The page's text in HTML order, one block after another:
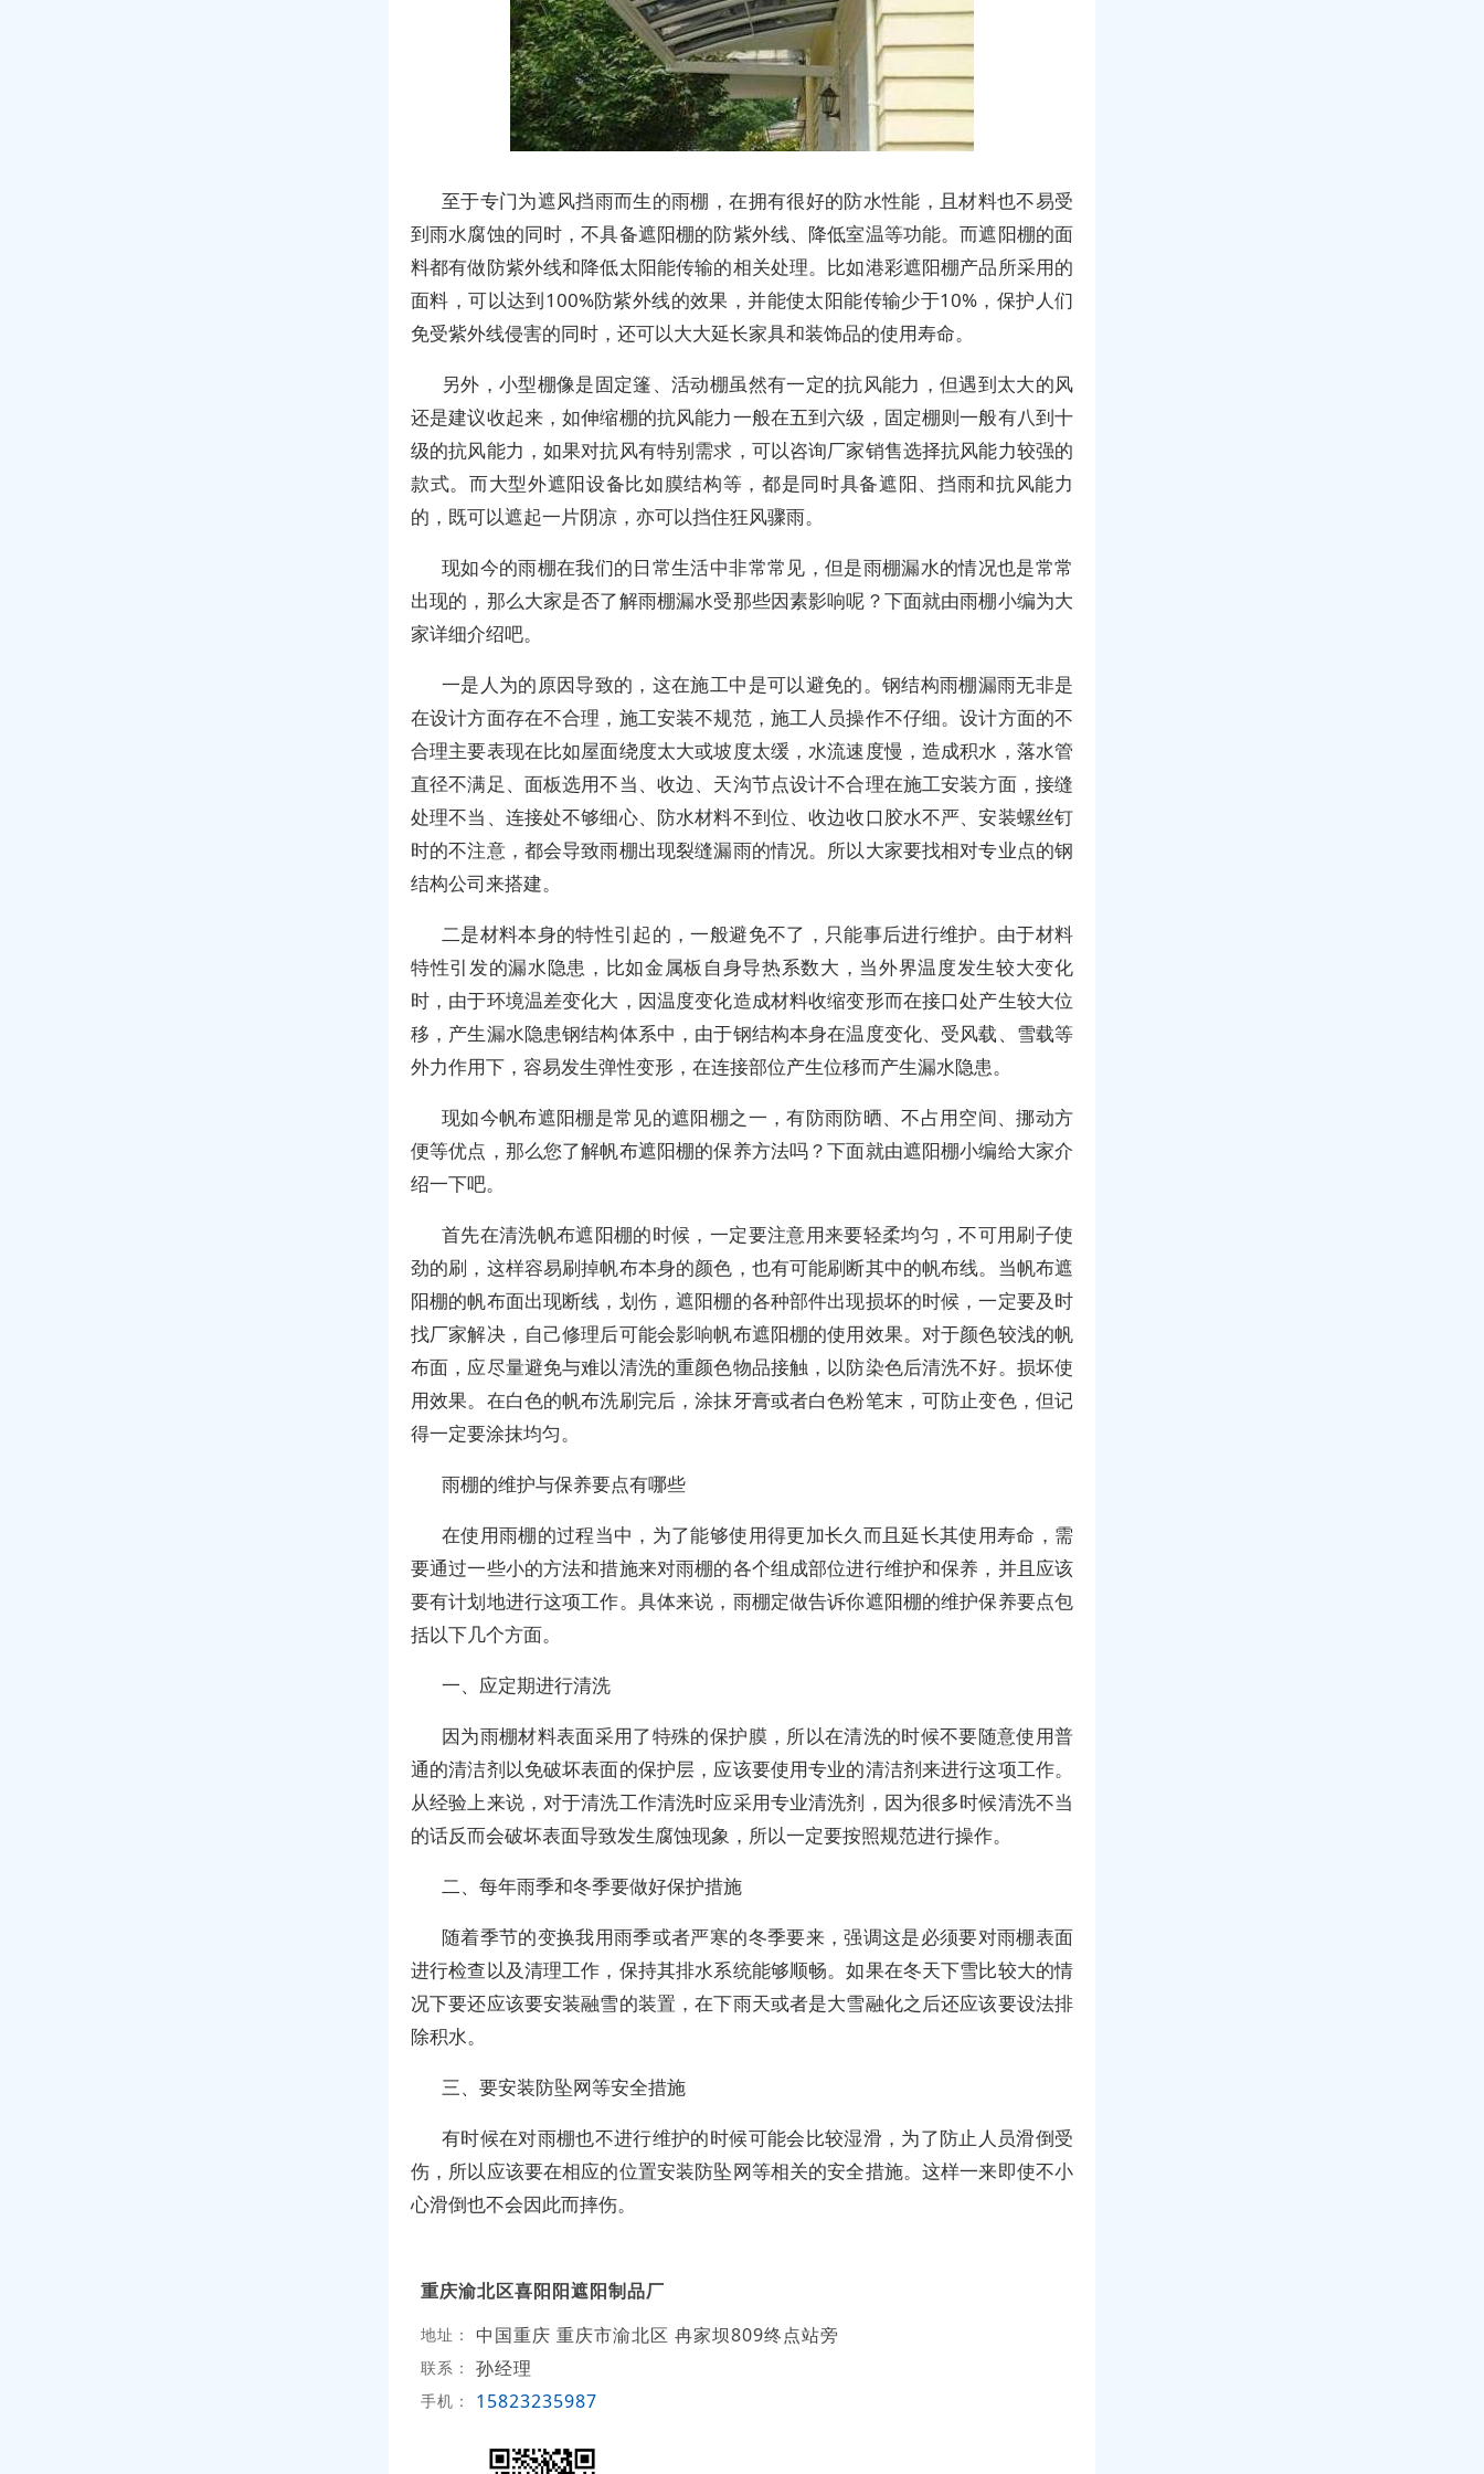
至于专门为遮风挡雨而生的雨棚，在拥有很好的防水性能，且材料也不易受
到雨水腐蚀的同时，不具备遮阳棚的防紫外线、降低室温等功能。而遮阳棚的面
料都有做防紫外线和降低太阳能传输的相关处理。比如港彩遮阳棚产品所采用的
面料，可以达到100%防紫外线的效果，并能使太阳能传输少于10%，保护人们
免受紫外线侵害的同时，还可以大大延长家具和装饰品的使用寿命。
另外，小型棚像是固定篷、活动棚虽然有一定的抗风能力，但遇到太大的风
还是建议收起来，如伸缩棚的抗风能力一般在五到六级，固定棚则一般有八到十
级的抗风能力，如果对抗风有特别需求，可以咨询厂家销售选择抗风能力较强的
款式。而大型外遮阳设备比如膜结构等，都是同时具备遮阳、挡雨和抗风能力
的，既可以遮起一片阴凉，亦可以挡住狂风骤雨。
现如今的雨棚在我们的日常生活中非常常见，但是雨棚漏水的情况也是常常
出现的，那么大家是否了解雨棚漏水受那些因素影响呢？下面就由雨棚小编为大
家详细介绍吧。
一是人为的原因导致的，这在施工中是可以避免的。钢结构雨棚漏雨无非是
在设计方面存在不合理，施工安装不规范，施工人员操作不仔细。设计方面的不
合理主要表现在比如屋面绕度太大或坡度太缓，水流速度慢，造成积水，落水管
直径不满足、面板选用不当、收边、天沟节点设计不合理在施工安装方面，接缝
处理不当、连接处不够细心、防水材料不到位、收边收口胶水不严、安装螺丝钉
时的不注意，都会导致雨棚出现裂缝漏雨的情况。所以大家要找相对专业点的钢
结构公司来搭建。
二是材料本身的特性引起的，一般避免不了，只能事后进行维护。由于材料
特性引发的漏水隐患，比如金属板自身导热系数大，当外界温度发生较大变化
时，由于环境温差变化大，因温度变化造成材料收缩变形而在接口处产生较大位
移，产生漏水隐患钢结构体系中，由于钢结构本身在温度变化、受风载、雪载等
外力作用下，容易发生弹性变形，在连接部位产生位移而产生漏水隐患。
现如今帆布遮阳棚是常见的遮阳棚之一，有防雨防晒、不占用空间、挪动方
便等优点，那么您了解帆布遮阳棚的保养方法吗？下面就由遮阳棚小编给大家介
绍一下吧。
首先在清洗帆布遮阳棚的时候，一定要注意用来要轻柔均匀，不可用刷子使
劲的刷，这样容易刷掉帆布本身的颜色，也有可能刷断其中的帆布线。当帆布遮
阳棚的帆布面出现断线，划伤，遮阳棚的各种部件出现损坏的时候，一定要及时
找厂家解决，自己修理后可能会影响帆布遮阳棚的使用效果。对于颜色较浅的帆
布面，应尽量避免与难以清洗的重颜色物品接触，以防染色后清洗不好。损坏使
用效果。在白色的帆布洗刷完后，涂抹牙膏或者白色粉笔末，可防止变色，但记
得一定要涂抹均匀。
雨棚的维护与保养要点有哪些
在使用雨棚的过程当中，为了能够使用得更加长久而且延长其使用寿命，需
要通过一些小的方法和措施来对雨棚的各个组成部位进行维护和保养，并且应该
要有计划地进行这项工作。具体来说，雨棚定做告诉你遮阳棚的维护保养要点包
括以下几个方面。
一、应定期进行清洗
因为雨棚材料表面采用了特殊的保护膜，所以在清洗的时候不要随意使用普
通的清洁剂以免破坏表面的保护层，应该要使用专业的清洁剂来进行这项工作。
从经验上来说，对于清洗工作清洗时应采用专业清洗剂，因为很多时候清洗不当
的话反而会破坏表面导致发生腐蚀现象，所以一定要按照规范进行操作。
二、每年雨季和冬季要做好保护措施
随着季节的变换我用雨季或者严寒的冬季要来，强调这是必须要对雨棚表面
进行检查以及清理工作，保持其排水系统能够顺畅。如果在冬天下雪比较大的情
况下要还应该要安装融雪的装置，在下雨天或者是大雪融化之后还应该要设法排
除积水。
三、要安装防坠网等安全措施
有时候在对雨棚也不进行维护的时候可能会比较湿滑，为了防止人员滑倒受
伤，所以应该要在相应的位置安装防坠网等相关的安全措施。这样一来即使不小
心滑倒也不会因此而摔伤。
重庆渝北区喜阳阳遮阳制品厂
地址： 中国重庆 重庆市渝北区 冉家坝809终点站旁
联系： 孙经理
手机： 15823235987